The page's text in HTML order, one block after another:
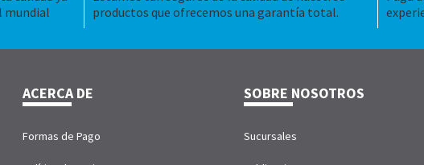
mundial
productos que ofrecemos una garantía total.
ACERCA DE
Formas de Pago
SOBRE NOSOTROS
Sucursales